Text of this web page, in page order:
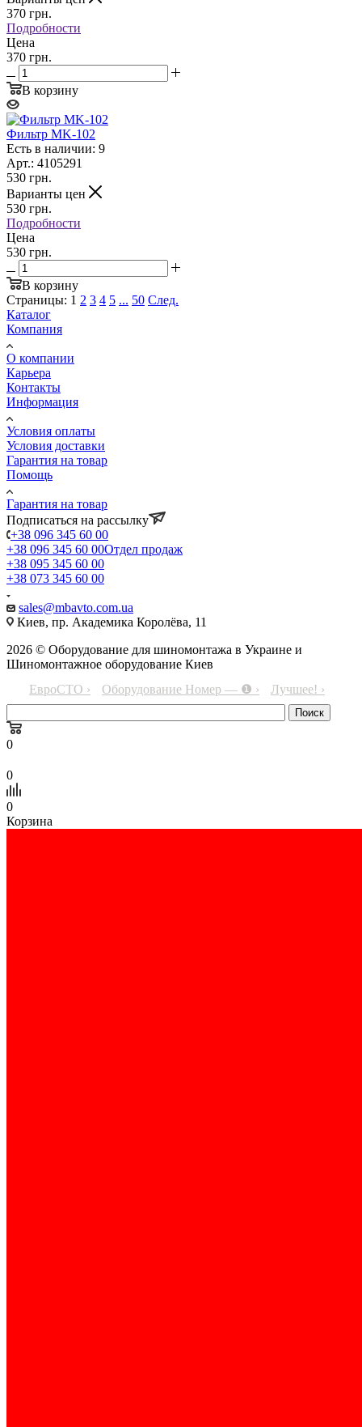
370 грн.
Подробности
Цена
370 грн.
В корзину
Фильтр MK-102
Есть в наличии: 9
Арт.: 4105291
530 грн.
Варианты цен
530 грн.
Подробности
Цена
530 грн.
В корзину
Страницы: 1 2 3 4 5 ... 50 След.
Каталог
Компания
О компании
Карьера
Контакты
Информация
Условия оплаты
Условия доставки
Гарантия на товар
Помощь
Гарантия на товар
Подписаться на рассылку
+38 096 345 60 00
+38 096 345 60 00Отдел продаж
+38 095 345 60 00
+38 073 345 60 00
sales@mbavto.com.ua
Киев, пр. Академика Королёва, 11
2026 © Оборудование для шиномонтажа в Украине и
Шиномонтажное оборудование Киев
ЕвроСТО ›
Оборудование Номер — ❶ › Лучшее! ›
0
0
0
Корзина